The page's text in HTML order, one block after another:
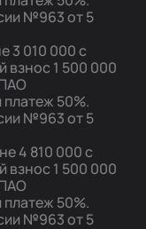
№963 от 5
3 010 000 с
взнос 1 500 000
50%.
№963 от 5
4 810 000 с
взнос 1 500 000
50%.
№963 от 5